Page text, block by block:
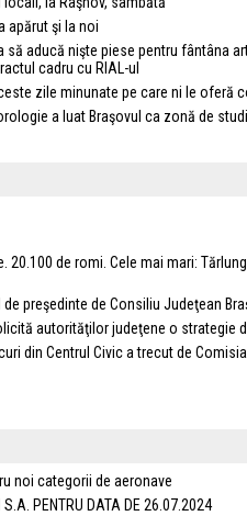
apărut şi la noi
să aducă nişte piese pentru fântâna
cadru cu RIAL-ul
zile minunate pe care ni le oferă
a luat Braşovul ca zonă de
20.100 de romi. Cele mai mari:
preşedinte de Consiliu Judeţean
autorităţilor judeţene o strategie
din Centrul Civic a trecut de
noi categorii de aeronave
S.A. PENTRU DATA DE 26.07.2024